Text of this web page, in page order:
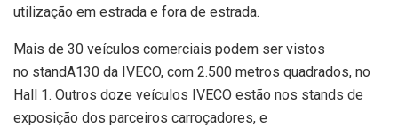
utilização em estrada e fora de estrada.
Mais de 30 veículos comerciais podem ser vistos
no standA130 da IVECO, com 2.500 metros quadrados, no
Hall 1. Outros doze veículos IVECO estão nos stands de
exposição dos parceiros carroçadores, e